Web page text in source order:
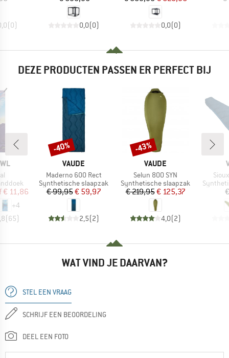
(0) 0,0(0) 0,0(0)
DEZE PRODUCTEN PASSEN ER PERFECT BIJ
prijs
€ 11,86
+4
(65)
MERK
VAUDE
Artikel
Maderno 600 Rect
Productgroep
Synthetische slaapzak
Prijs
€ 99,95Verlaagde prijs
€ 59,97
2,5(2)
Korting
-40%
MERK
VAUDE
Artikel
Selun 800 SYN
Productgroep
Synthetische slaapzak
Prijs
€ 219,95Verlaagde prijs
€ 125,37
4,0(2)
Korting
-43%
WAT VIND JE DAARVAN?
STEL EEN VRAAG
SCHRIJF EEN BEOORDELING
DEEL EEN FOTO